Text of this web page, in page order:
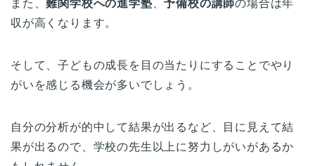
また、難関学校への進学塾 、予備校の講師の場合は年
収が高くなります。
そして、子どもの成長を目の当たりにすることでやり
がいを感じる機会が多いでしょう。
自分の分析が的中して結果が出るなど、目に見えて結
果が出るので、学校の先生以上に努力しがいがあるか